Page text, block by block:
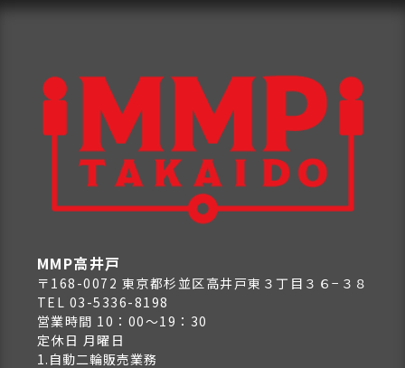
MMP高井戸
〒168-0072 東京都杉並区高井戸東３丁目３６−３８
TEL 03-5336-8198
営業時間 10：00～19：30
定休日 月曜日
1.自動二輪販売業務